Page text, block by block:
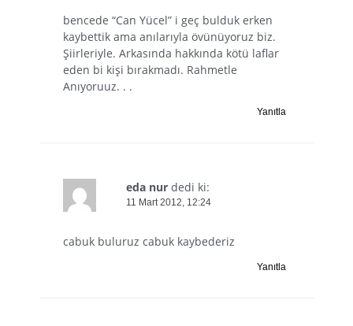
bencede “Can Yücel” i geç bulduk erken
kaybettik ama anılarıyla övünüyoruz biz.
Şiirleriyle. Arkasında hakkında kötü laflar
eden bi kişi bırakmadı. Rahmetle
Anıyoruuz. . .
Yanıtla
eda nur dedi ki:
11 Mart 2012, 12:24
cabuk buluruz cabuk kaybederiz
Yanıtla